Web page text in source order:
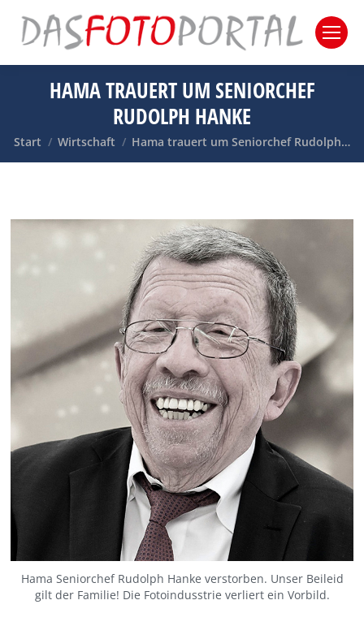
HAMA TRAUERT UM SENIORCHEF
RUDOLPH HANKE
Sie befinden sich hier:
Start Wirtschaft Hama trauert um Seniorchef Rudolph…
Hama Seniorchef Rudolph Hanke verstorben. Unser Beileid
gilt der Familie! Die Fotoindusstrie verliert ein Vorbild.